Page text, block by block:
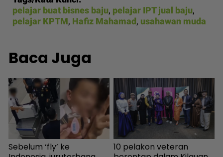
pelajar buat bisnes baju, pelajar IPT jual baju,
pelajar KPTM, Hafiz Mahamad, usahawan muda
Baca Juga
Sebelum ‘fly’ ke
10 pelakon veteran